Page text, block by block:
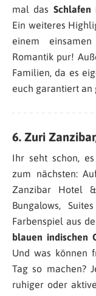
mal das Schlafen
Ein weiteres
einem
Romantik pur!
Familien, da es
euch garantiert an
6. Zuri
Ihr seht schon,
zum nächsten:
Zanzibar Hotel
Bungalows,
Farbenspiel aus
blauen indischen
Und was können
Tag so machen?
ruhiger oder